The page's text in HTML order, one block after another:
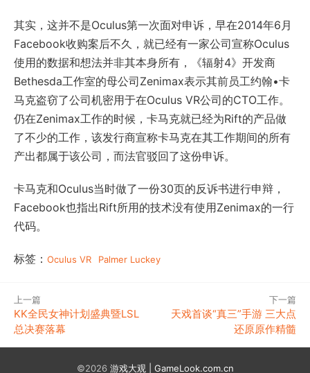
其实，这并不是Oculus第一次面对申诉，早在2014年6月
Facebook收购案后不久，就已经有一家公司宣称Oculus
使用的数据和想法并非其本身所有，《辐射4》开发商
Bethesda工作室的母公司Zenimax表示其前员工约翰•卡
马克盗窃了公司机密用于在Oculus VR公司的CTO工作。
仍在Zenimax工作的时候，卡马克就已经为Rift的产品做
了不少的工作，该发行商宣称卡马克在其工作期间的所有
产出都属于该公司，而法官驳回了这份申诉。
卡马克和Oculus当时做了一份30页的反诉书进行申辩，
Facebook也指出Rift所用的技术没有使用Zenimax的一行
代码。
标签： Oculus VR Palmer Luckey
上一篇
KK全民女神计划盛典暨LSL
总决赛落幕
下一篇
天戏首谈“真三”手游 三大点
还原原作精髓
©2026 游戏大观 | GameLook.com.cn